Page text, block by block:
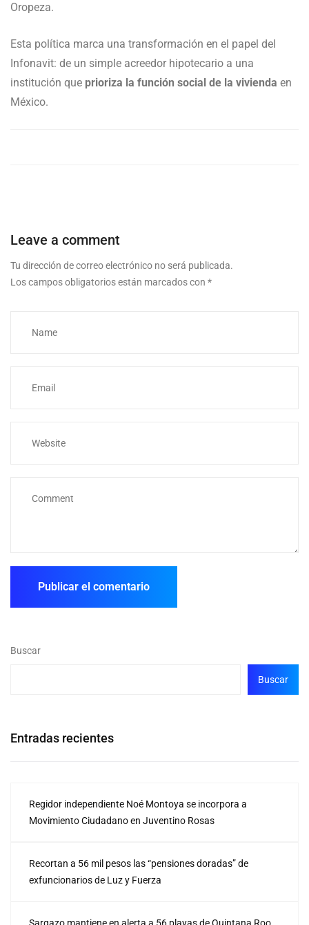
Oropeza.
Esta política marca una transformación en el papel del
Infonavit: de un simple acreedor hipotecario a una
institución que prioriza la función social de la vivienda en
México.
Leave a comment
Tu dirección de correo electrónico no será publicada.
Los campos obligatorios están marcados con *
Buscar
Buscar
Entradas recientes
Regidor independiente Noé Montoya se incorpora a
Movimiento Ciudadano en Juventino Rosas
Recortan a 56 mil pesos las “pensiones doradas” de
exfuncionarios de Luz y Fuerza